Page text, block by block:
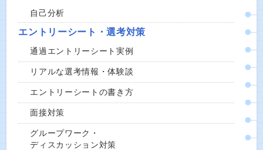
自己分析
エントリーシート・選考対策
通過エントリーシート実例
リアルな選考情報・体験談
エントリーシートの書き方
面接対策
グループワーク・
ディスカッション対策